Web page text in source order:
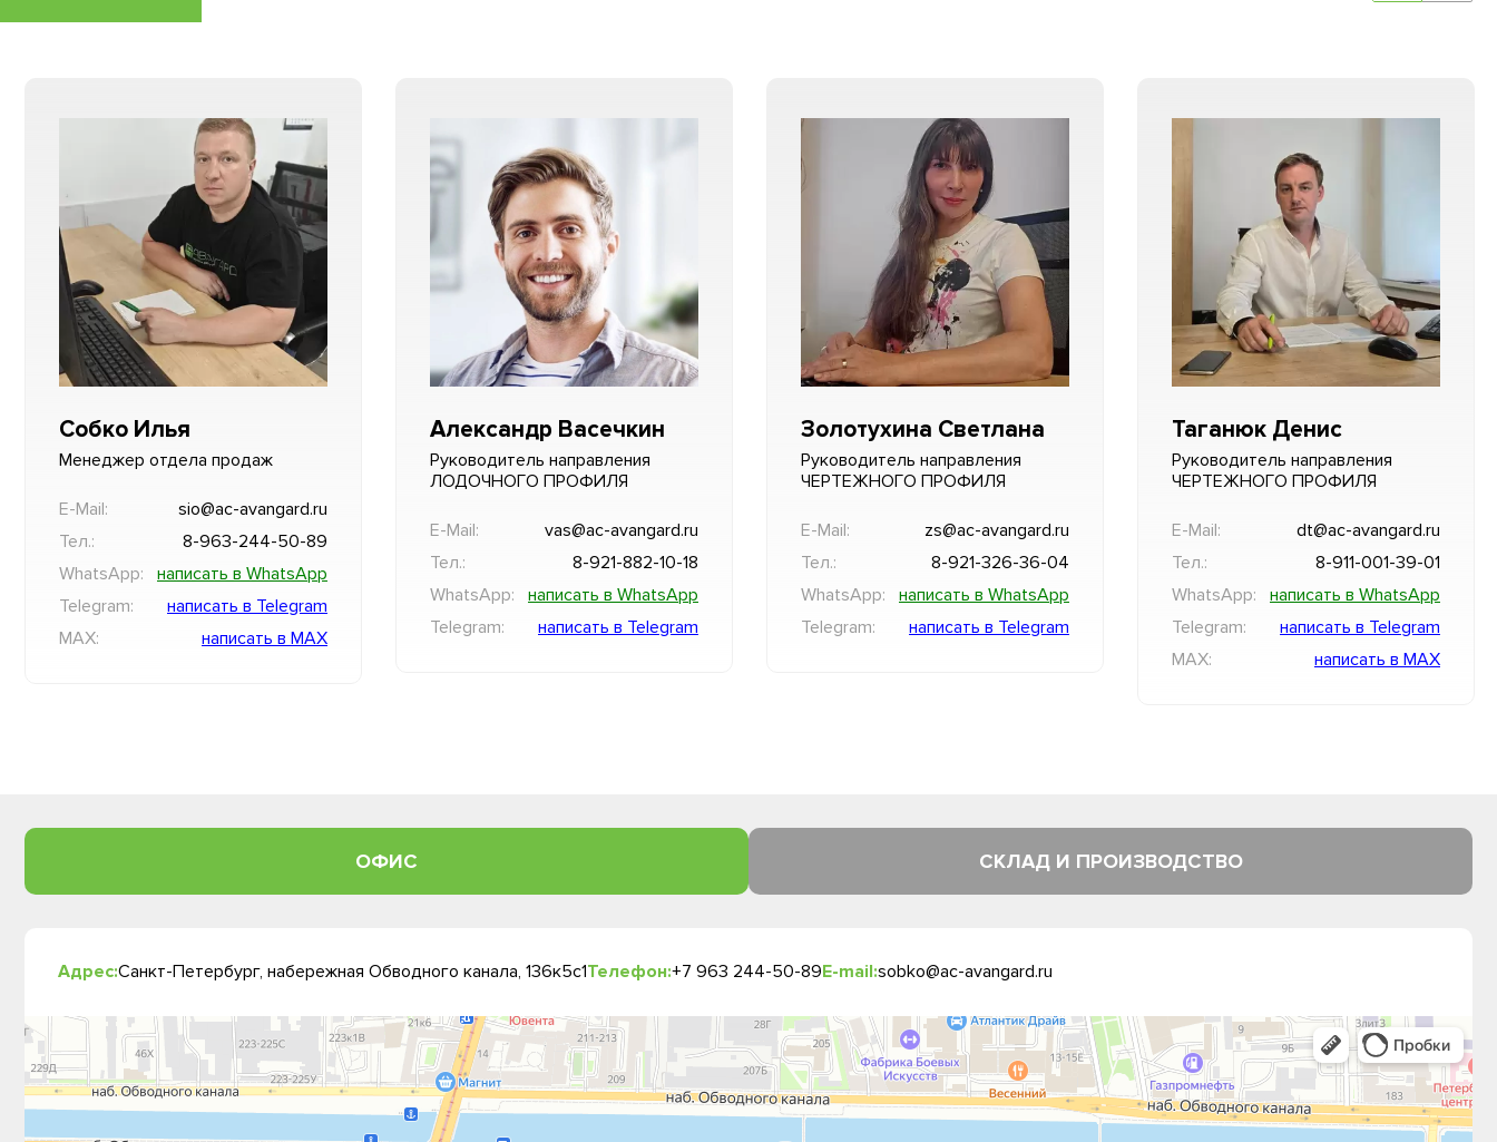
Собко Илья
Менеджер отдела продаж
E-Mail:
sio@ac-avangard.ru
Тел.:
8-963-244-50-89
WhatsApp:
написать в WhatsApp
Telegram:
написать в Telegram
MAX:
написать в MAX
Александр Васечкин
Руководитель направления
ЛОДОЧНОГО ПРОФИЛЯ
E-Mail:
vas@ac-avangard.ru
Тел.:
8-921-882-10-18
WhatsApp:
написать в WhatsApp
Telegram:
написать в Telegram
Золотухина Светлана
Руководитель направления
ЧЕРТЕЖНОГО ПРОФИЛЯ
E-Mail:
zs@ac-avangard.ru
Тел.:
8-921-326-36-04
WhatsApp:
написать в WhatsApp
Telegram:
написать в Telegram
Таганюк Денис
Руководитель направления
ЧЕРТЕЖНОГО ПРОФИЛЯ
E-Mail:
dt@ac-avangard.ru
Тел.:
8-911-001-39-01
WhatsApp:
написать в WhatsApp
Telegram:
написать в Telegram
MAX:
написать в MAX
ОФИС СКЛАД И ПРОИЗВОДСТВО
Адрес:Санкт-Петербург, набережная Обводного канала, 136к5с1Телефон:+7 963 244-50-89E-mail:sobko@ac-avangard.ru